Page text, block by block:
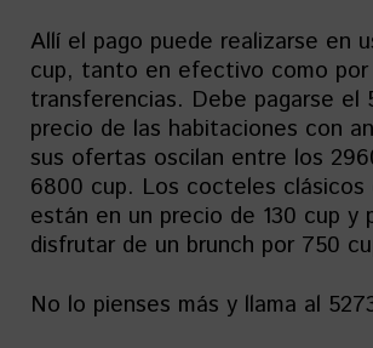
Allí el pago puede realizarse en
cup, tanto en efectivo como por
transferencias. Debe pagarse el
precio de las habitaciones con
sus ofertas oscilan entre los
6800 cup. Los cocteles clásicos
están en un precio de 130 cup y
disfrutar de un brunch por 750
No lo pienses más y llama al